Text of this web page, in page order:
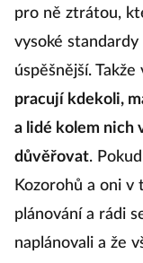
pro ně ztrátou,
vysoké
úspěšnější.
pracují kdekoli,
a lidé kolem nich
důvěřovat.
Kozorohů a oni v
plánování a rádi
naplánovali a že